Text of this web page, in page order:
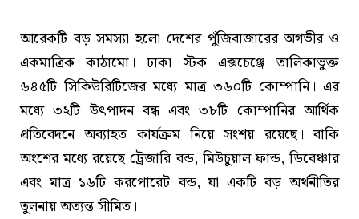
আরেকটি বড় সমস্যা হলো দেশের পুঁজিবাজারের অগভীর ও
একমাত্রিক কাঠামো। ঢাকা স্টক এক্সচেঞ্জে তালিকাভুক্ত
৬৪৫টি সিকিউরিটিজের মধ্যে মাত্র ৩৬০টি কোম্পানি। এর
মধ্যে ৩২টি উৎপাদন বন্ধ এবং ৩৮টি কোম্পানির আর্থিক
প্রতিবেদনে অব্যাহত কার্যক্রম নিয়ে সংশয় রয়েছে। বাকি
অংশের মধ্যে রয়েছে ট্রেজারি বন্ড, মিউচুয়াল ফান্ড, ডিবেঞ্চার
এবং মাত্র ১৬টি করপোরেট বন্ড, যা একটি বড় অর্থনীতির
তুলনায় অত্যন্ত সীমিত।